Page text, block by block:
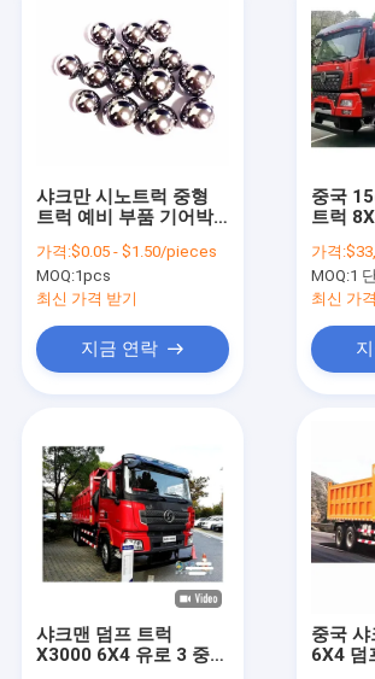
샤크만 시노트럭 중형
트럭 예비 부품 기어박
19.05G100BGB-T308
12.7G100BGB-T308
가격:$0.05 - $1.50/pieces
MOQ:1pcs
최신 가격 받기
지금 연락
중국
트럭
가격:
MOQ:1
최신 가
샤크맨 덤프 트럭
X3000 6X4 유로 3 중량
중국
6X4 덤